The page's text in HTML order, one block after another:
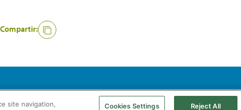
Compartir:
Politica de privacidad Cookies Mapa Web Accesibilidad
site navigation,
Cookies Settings Reject All